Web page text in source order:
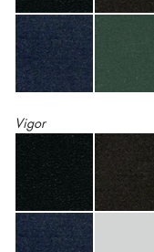
Vigor